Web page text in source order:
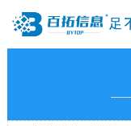
——